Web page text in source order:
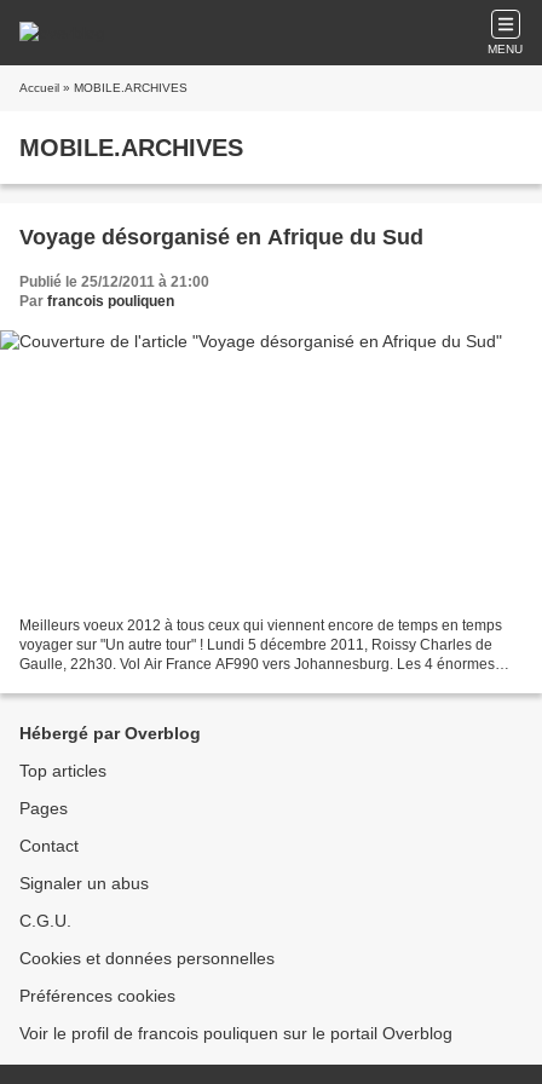
MENU
Accueil » MOBILE.ARCHIVES
MOBILE.ARCHIVES
Voyage désorganisé en Afrique du Sud
Publié le 25/12/2011 à 21:00
Par francois pouliquen
Meilleurs voeux 2012 à tous ceux qui viennent encore de temps en temps
voyager sur "Un autre tour" ! Lundi 5 décembre 2011, Roissy Charles de
Gaulle, 22h30. Vol Air France AF990 vers Johannesburg. Les 4 énormes
Hébergé par Overblog
Top articles
Pages
Contact
Signaler un abus
C.G.U.
Cookies et données personnelles
Préférences cookies
Voir le profil de francois pouliquen sur le portail Overblog